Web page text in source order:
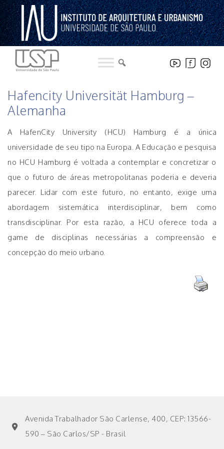
Pular
para
o
conteúdo
Hafencity Universität Hamburg –
Alemanha
A HafenCity University (HCU) Hamburg é a única
universidade de seu tipo na Europa. A Educação e pesquisa
no HCU Hamburg é voltada a contemplar e concretizar o
que o futuro de áreas metropolitanas poderia e deveria
parecer. Lidar com este futuro, no entanto, exige uma
abordagem sistemática interdisciplinar, bem como
transdisciplinar. Por esta razão, a HCU oferece toda a
game de disciplinas necessárias a compreensão e
concepção do meio urbano.
Avenida Trabalhador São Carlense, 400, CEP: 13566-
590 – São Carlos/SP - Brasil